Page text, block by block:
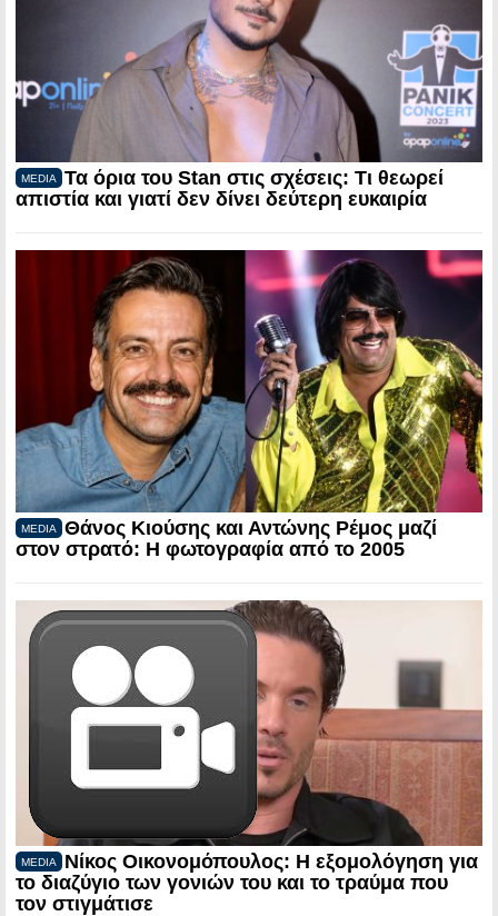
MEDIA
Τα όρια του Stan στις σχέσεις: Τι θεωρεί
απιστία και γιατί δεν δίνει δεύτερη ευκαιρία
MEDIA
Θάνος Κιούσης και Αντώνης Ρέμος μαζί
στον στρατό: Η φωτογραφία από το 2005
MEDIA
Νίκος Οικονομόπουλος: Η εξομολόγηση για
το διαζύγιο των γονιών του και το τραύμα που
τον στιγμάτισε